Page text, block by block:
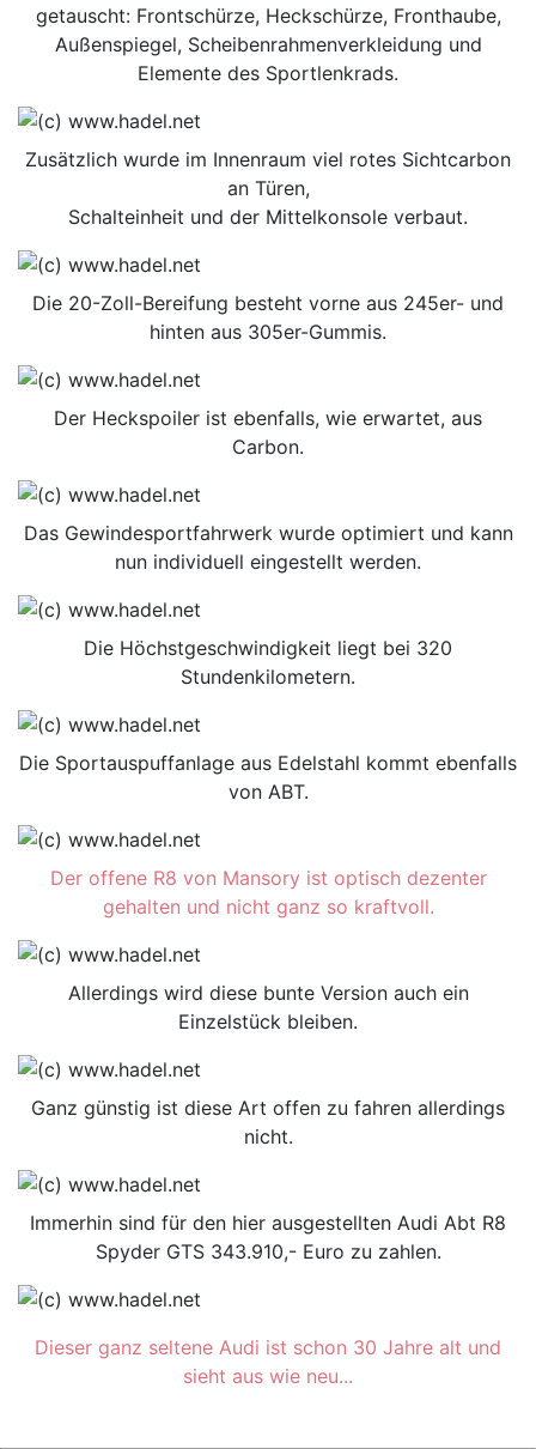
getauscht: Frontschürze, Heckschürze, Fronthaube,
Außenspiegel, Scheibenrahmenverkleidung und
Elemente des Sportlenkrads.
Zusätzlich wurde im Innenraum viel rotes Sichtcarbon
an Türen,
Schalteinheit und der Mittelkonsole verbaut.
Die 20-Zoll-Bereifung besteht vorne aus 245er- und
hinten aus 305er-Gummis.
Der Heckspoiler ist ebenfalls, wie erwartet, aus
Carbon.
Das Gewindesportfahrwerk wurde optimiert und kann
nun individuell eingestellt werden.
Die Höchstgeschwindigkeit liegt bei 320
Stundenkilometern.
Die Sportauspuffanlage aus Edelstahl kommt ebenfalls
von ABT.
Der offene R8 von Mansory ist optisch dezenter
gehalten und nicht ganz so kraftvoll.
Allerdings wird diese bunte Version auch ein
Einzelstück bleiben.
Ganz günstig ist diese Art offen zu fahren allerdings
nicht.
Immerhin sind für den hier ausgestellten Audi Abt R8
Spyder GTS 343.910,- Euro zu zahlen.
Dieser ganz seltene Audi ist schon 30 Jahre alt und
sieht aus wie neu...